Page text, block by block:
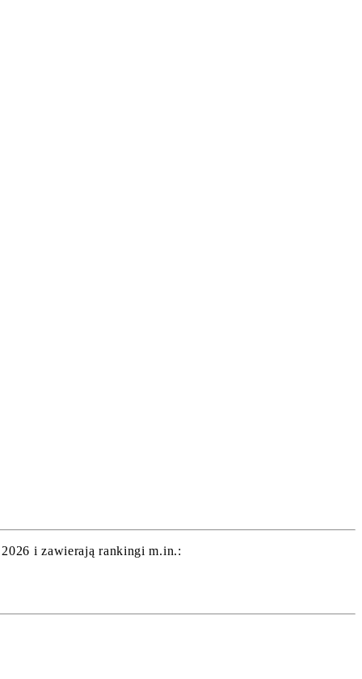
i zawierają rankingi m.in.: